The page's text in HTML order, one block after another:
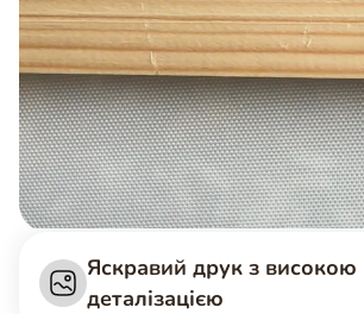
Яскравий друк з високою
деталізацією